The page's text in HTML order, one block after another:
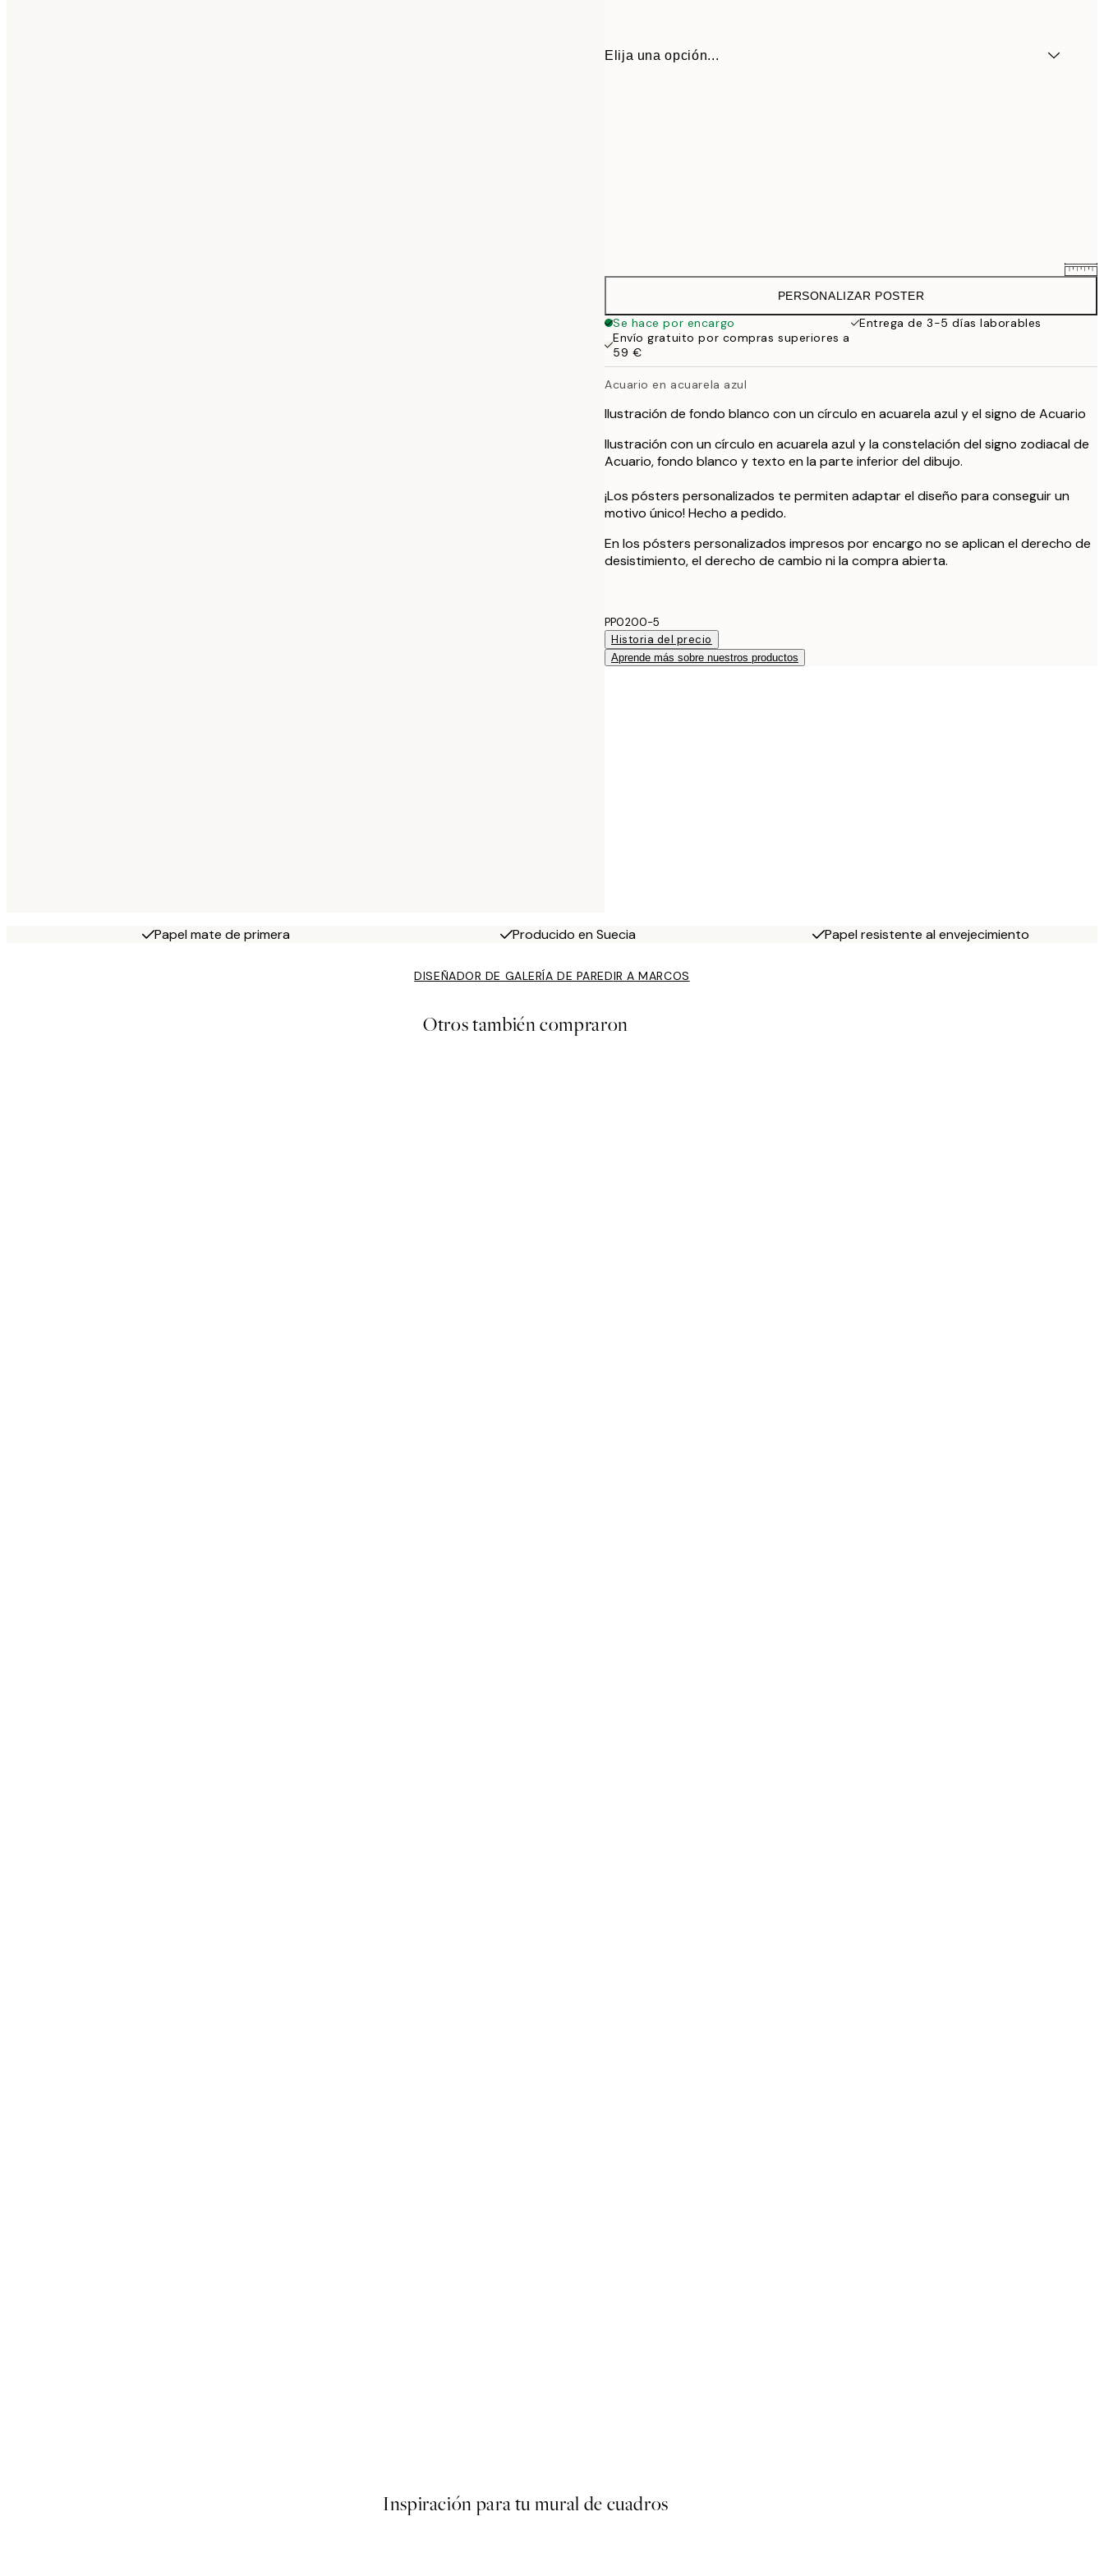
Elija una opción...
31,95 €
50x70 cm
PERSONALIZAR POSTER
Se hace por encargo
Entrega de 3-5 días laborables
Envío gratuito por compras superiores a
59 €
Acuario en acuarela azul
Ilustración de fondo blanco con un círculo en acuarela azul y el signo de Acuario
Ilustración con un círculo en acuarela azul y la constelación del signo zodiacal de
Acuario, fondo blanco y texto en la parte inferior del dibujo.
¡Los pósters personalizados te permiten adaptar el diseño para conseguir un
motivo único! Hecho a pedido.
En los pósters personalizados impresos por encargo no se aplican el derecho de
desistimiento, el derecho de cambio ni la compra abierta.
PP0200-5
Historia del precio
Aprende más sobre nuestros productos
Papel mate de primera Producido en Suecia Papel resistente al envejecimiento
DISEÑADOR DE GALERÍA DE PAREDIR A MARCOS
Otros también compraron
Inspiración para tu mural de cuadros